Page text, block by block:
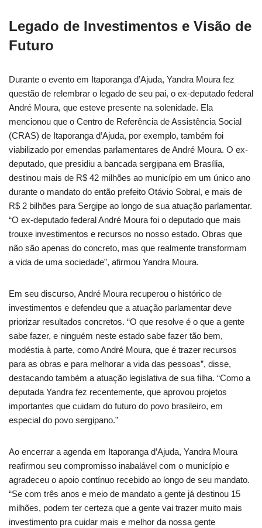
Legado de Investimentos e Visão de
Futuro
Durante o evento em Itaporanga d’Ajuda, Yandra Moura fez
questão de relembrar o legado de seu pai, o ex-deputado federal
André Moura, que esteve presente na solenidade. Ela
mencionou que o Centro de Referência de Assistência Social
(CRAS) de Itaporanga d’Ajuda, por exemplo, também foi
viabilizado por emendas parlamentares de André Moura. O ex-
deputado, que presidiu a bancada sergipana em Brasília,
destinou mais de R$ 42 milhões ao município em um único ano
durante o mandato do então prefeito Otávio Sobral, e mais de
R$ 2 bilhões para Sergipe ao longo de sua atuação parlamentar.
“O ex-deputado federal André Moura foi o deputado que mais
trouxe investimentos e recursos no nosso estado. Obras que
não são apenas do concreto, mas que realmente transformam
a vida de uma sociedade”, afirmou Yandra Moura.
Em seu discurso, André Moura recuperou o histórico de
investimentos e defendeu que a atuação parlamentar deve
priorizar resultados concretos. “O que resolve é o que a gente
sabe fazer, e ninguém neste estado sabe fazer tão bem,
modéstia à parte, como André Moura, que é trazer recursos
para as obras e para melhorar a vida das pessoas”, disse,
destacando também a atuação legislativa de sua filha. “Como a
deputada Yandra fez recentemente, que aprovou projetos
importantes que cuidam do futuro do povo brasileiro, em
especial do povo sergipano.”
Ao encerrar a agenda em Itaporanga d’Ajuda, Yandra Moura
reafirmou seu compromisso inabalável com o município e
agradeceu o apoio contínuo recebido ao longo de seu mandato.
“Se com três anos e meio de mandato a gente já destinou 15
milhões, podem ter certeza que a gente vai trazer muito mais
investimento pra cuidar mais e melhor da nossa gente